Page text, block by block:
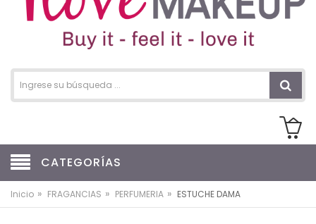
CATEGORÍAS
Inicio » FRAGANCIAS » PERFUMERIA » ESTUCHE DAMA